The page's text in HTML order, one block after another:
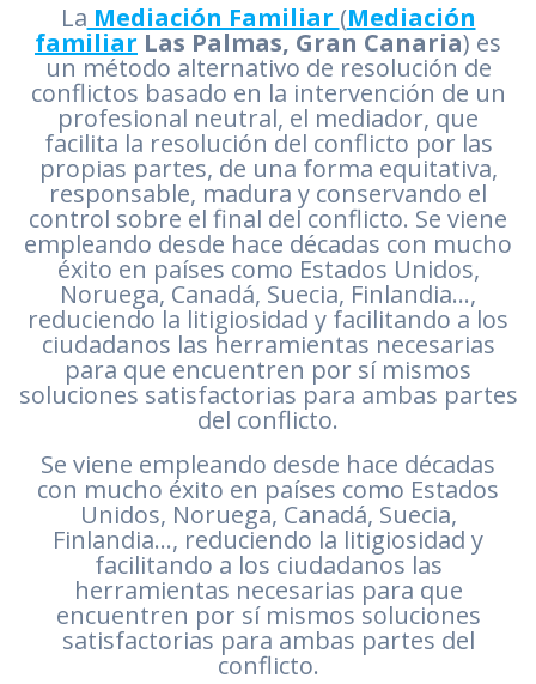
La Mediación Familiar (Mediación
familiar Las Palmas, Gran Canaria) es
un método alternativo de resolución de
conflictos basado en la intervención de un
profesional neutral, el mediador, que
facilita la resolución del conflicto por las
propias partes, de una forma equitativa,
responsable, madura y conservando el
control sobre el final del conflicto. Se viene
empleando desde hace décadas con mucho
éxito en países como Estados Unidos,
Noruega, Canadá, Suecia, Finlandia…,
reduciendo la litigiosidad y facilitando a los
ciudadanos las herramientas necesarias
para que encuentren por sí mismos
soluciones satisfactorias para ambas partes
del conflicto.
Se viene empleando desde hace décadas
con mucho éxito en países como Estados
Unidos, Noruega, Canadá, Suecia,
Finlandia…, reduciendo la litigiosidad y
facilitando a los ciudadanos las
herramientas necesarias para que
encuentren por sí mismos soluciones
satisfactorias para ambas partes del
conflicto.